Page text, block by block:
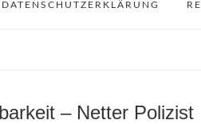
DATENSCHUTZERKLÄRUNG
– Netter Polizist